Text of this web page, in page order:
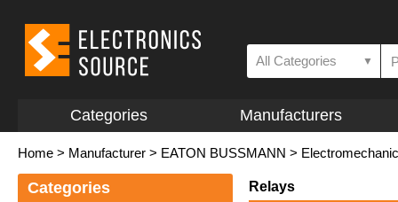
All Categories ▼
Categories Manufacturers
Home > Manufacturer > EATON BUSSMANN >
Categories Relays